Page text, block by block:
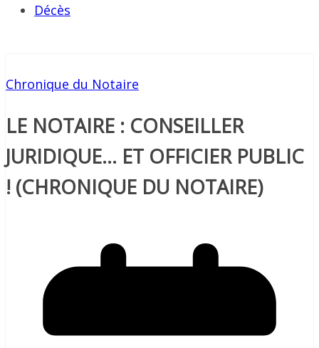
Décès
Chronique du Notaire
LE NOTAIRE : CONSEILLER
JURIDIQUE… ET OFFICIER PUBLIC
! (CHRONIQUE DU NOTAIRE)